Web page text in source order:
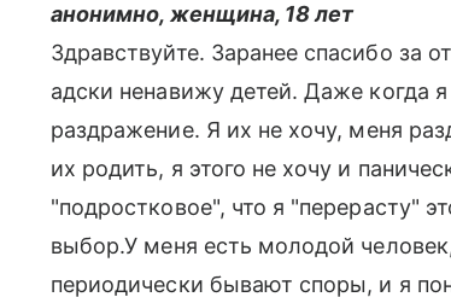
анонимно, женщина, 18 лет
Здравствуйте. Заранее спасибо за
адски ненавижу детей. Даже когда
раздражение. Я их не хочу, меня
их родить, я этого не хочу и
"подростковое", что я "перерасту"
выбор.У меня есть молодой
периодически бывают споры, и я